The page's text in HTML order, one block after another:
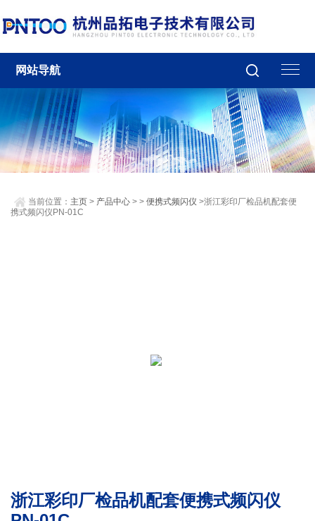
网站导航
当前位置： 主页 > 产品中心 > >便携式频闪仪 >浙江彩印厂检品机配套便
携式频闪仪PN-01C
浙江彩印厂检品机配套便携式频闪仪